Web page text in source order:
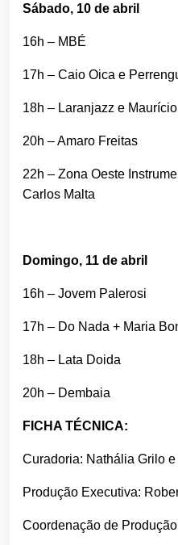
Sábado, 10 de abril
16h – MBÉ
17h – Caio Oica e
18h – Laranjazz e
20h – Amaro Freitas
22h – Zona Oeste
Carlos Malta
Domingo, 11 de abril
16h – Jovem Palerosi
17h – Do Nada + Maria
18h – Lata Doida
20h – Dembaia
FICHA TÉCNICA:
Curadoria: Nathália Grilo
Produção Executiva:
Coordenação de